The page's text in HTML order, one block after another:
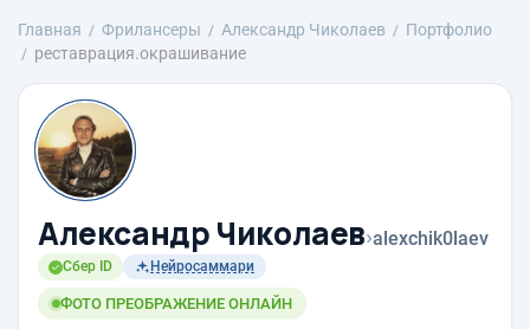
Главная Фрилансеры Александр Чиколаев
Портфолио
реставрация.окрашивание
Александр Чиколаев›alexchik0laev
Сбер ID Нейросаммари
ФОТО ПРЕОБРАЖЕНИЕ ОНЛАЙН